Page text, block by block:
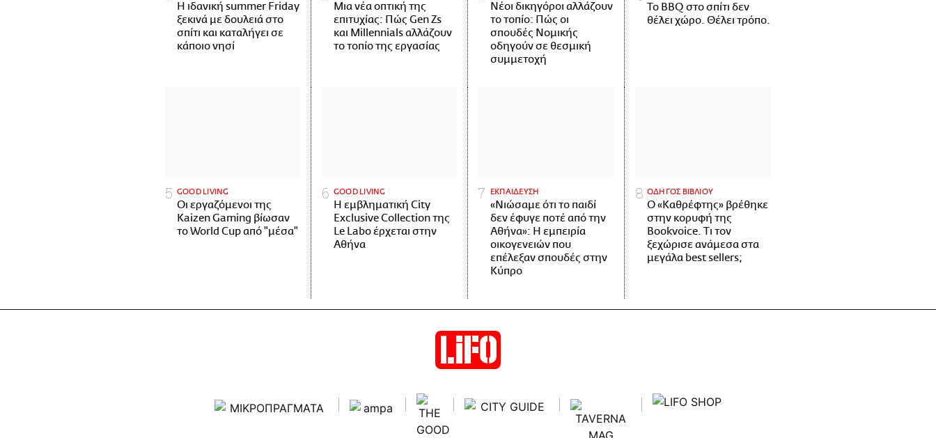
Η ιδανική summer Friday
ξεκινά με δουλειά στο
σπίτι και καταλήγει σε
κάποιο νησί
Μια νέα οπτική της
επιτυχίας: Πώς Gen Zs
και Millennials αλλάζουν
το τοπίο της εργασίας
Νέοι δικηγόροι αλλάζουν
το τοπίο: Πώς οι
σπουδές Νομικής
οδηγούν σε θεσμική
συμμετοχή
Το BBQ στο σπίτι δεν
θέλει χώρο. Θέλει τρόπο.
GOOD LIVING
Οι εργαζόμενοι της
Kaizen Gaming βίωσαν
το World Cup από "μέσα"
GOOD LIVING
Η εμβληματική City
Exclusive Collection της
Le Labo έρχεται στην
Αθήνα
ΕΚΠΑΙΔΕΥΣΗ
«Νιώσαμε ότι το παιδί
δεν έφυγε ποτέ από την
Αθήνα»: Η εμπειρία
οικογενειών που
επέλεξαν σπουδές στην
Κύπρο
ΟΔΗΓΟΣ ΒΙΒΛΙΟΥ
Ο «Καθρέφτης» βρέθηκε
στην κορυφή της
Bookvoice. Τι τον
ξεχώρισε ανάμεσα στα
μεγάλα best sellers;